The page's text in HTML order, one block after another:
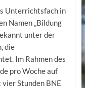
Unterrichtsfach in
Namen „Bildung
unter der
die
Im Rahmen des
pro Woche auf
Stunden BNE